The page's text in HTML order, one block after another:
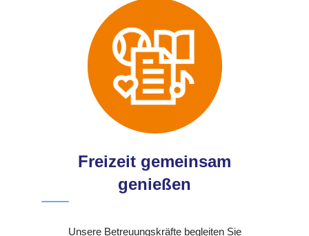
Freizeit gemeinsam
genießen
Unsere Betreuungskräfte begleiten Sie